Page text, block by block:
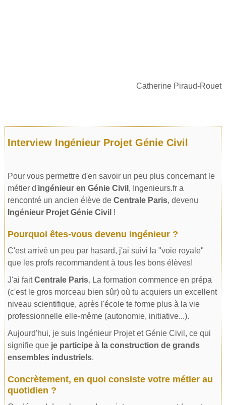
Catherine Piraud-Rouet
Interview Ingénieur Projet Génie Civil
Pour vous permettre d'en savoir un peu plus concernant le
métier d'ingénieur en Génie Civil , Ingenieurs.fr a
rencontré un ancien élève de Centrale Paris, devenu
Ingénieur Projet Génie Civil !
Pourquoi êtes-vous devenu ingénieur ?
C'est arrivé un peu par hasard, j'ai suivi la "voie royale"
que les profs recommandent à tous les bons élèves!
J'ai faitCentrale Paris. La formation commence en prépa
(c'est le gros morceau bien sûr) où tu acquiers un excellent
niveau scientifique, après l'école te forme plus à la vie
professionnelle elle-même (autonomie, initiative...).
Aujourd'hui, je suis Ingénieur Projet et Génie Civil, ce qui
signifie queje participe à la construction de grands
ensembles industriels.
Concrètement, en quoi consiste votre métier au
quotidien ?